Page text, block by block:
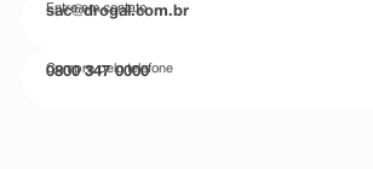
Entre em contato
sac@drogal.com.br
Compre pelo telefone
0800 347 0000